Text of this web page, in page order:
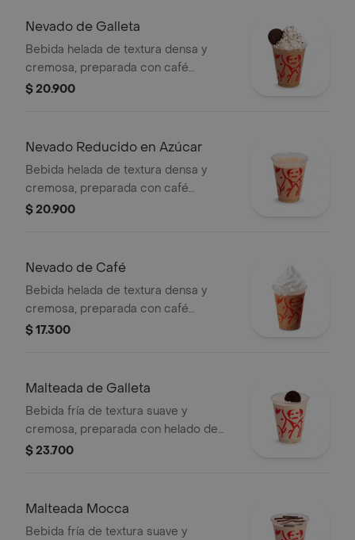
Nevado de Galleta
Bebida helada de textura densa y
cremosa, preparada con café
espresso, galleta oreo, mezcla láctea,
$ 20.900
Nevado Reducido en Azúcar
Bebida helada de textura densa y
cremosa, preparada con café
espresso, mezcla láctea reducida en
$ 20.900
Nevado de Café
Bebida helada de textura densa y
cremosa, preparada con café
espresso, mezcla láctea, hielo y
$ 17.300
Malteada de Galleta
Bebida fría de textura suave y
cremosa, preparada con helado de
café, leche y galleta oreo.
$ 23.700
Malteada Mocca
Bebida fría de textura suave y